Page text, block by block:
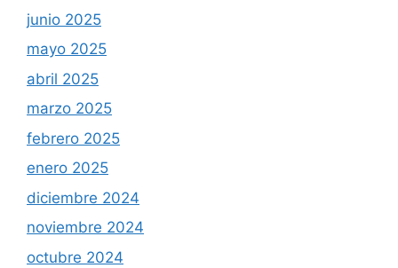
junio 2025
mayo 2025
abril 2025
marzo 2025
febrero 2025
enero 2025
diciembre 2024
noviembre 2024
octubre 2024